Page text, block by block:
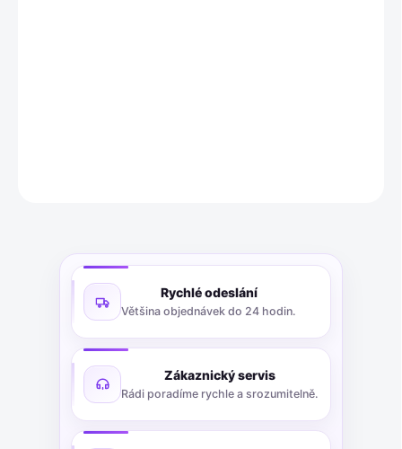
Rychlé odeslání
Většina objednávek do 24 hodin.
Zákaznický servis
Rádi poradíme rychle a srozumitelně.